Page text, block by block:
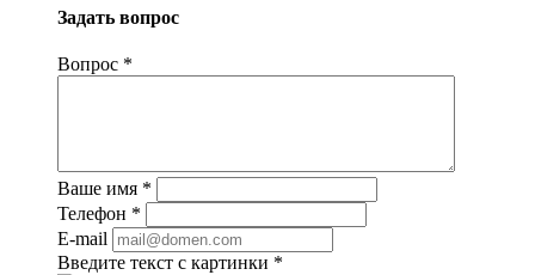
Задать вопрос
Вопрос *
Ваше имя *
Телефон *
E-mail
Введите текст с картинки *